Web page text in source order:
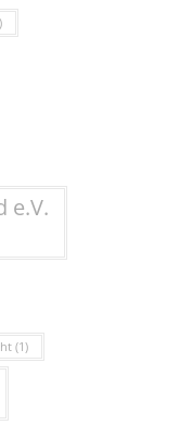
e.V.
(1)